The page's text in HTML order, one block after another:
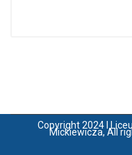
Copyright 2024 I
Mickiewicza, All